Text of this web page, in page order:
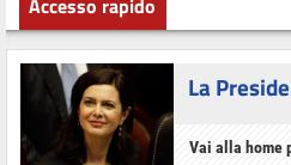
Accesso rapido
La
Vai alla home